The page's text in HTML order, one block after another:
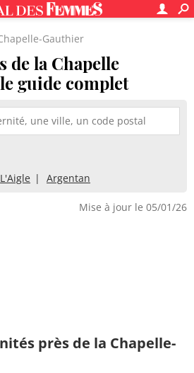
Gauthier
de la Chapelle
guide complet
L'Aigle Argentan
Mise à jour le 05/01/26
près de la Chapelle-